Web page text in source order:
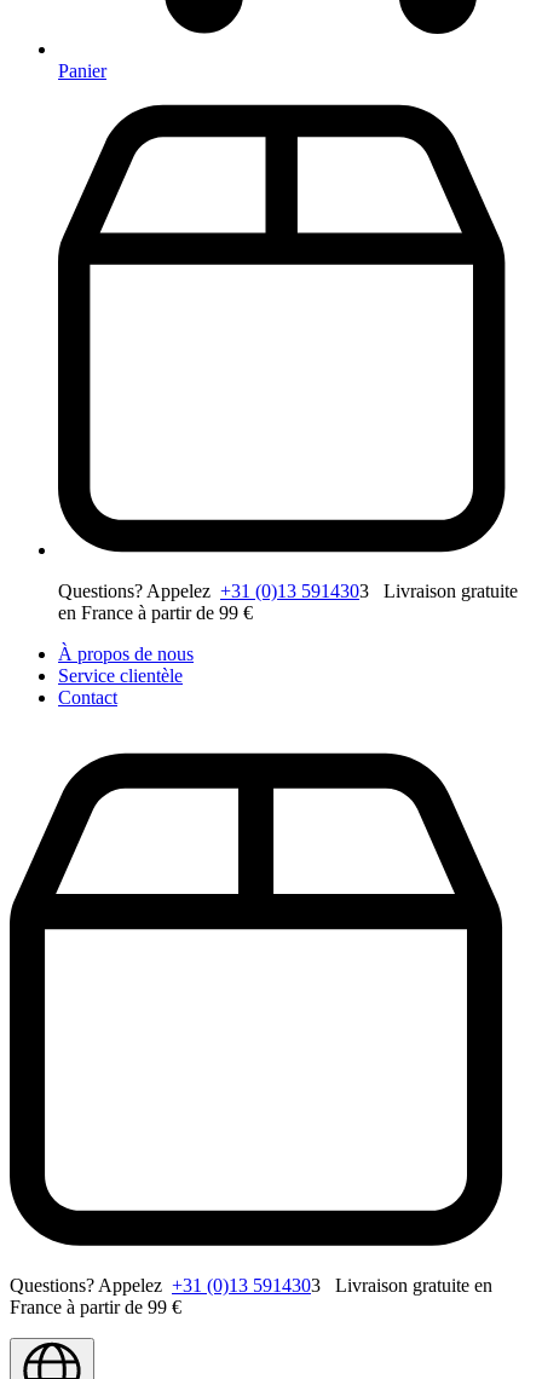
Panier
Questions? Appelez +31 (0)13 5914303 Livraison gratuite
en France à partir de 99 €
À propos de nous
Service clientèle
Contact
Questions? Appelez +31 (0)13 5914303 Livraison gratuite en
France à partir de 99 €